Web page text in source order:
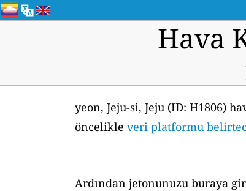
Hava
yeon, Jeju-si, Jeju (ID: H1806)
öncelikle veri platformu
Ardından jetonunuzu buraya